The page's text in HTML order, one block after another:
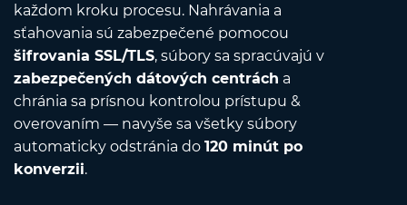
každom kroku procesu. Nahrávania a
sťahovania sú zabezpečené pomocou
šifrovania SSL/TLS, súbory sa spracúvajú v
zabezpečených dátových centrách a
chránia sa prísnou kontrolou prístupu &
overovaním — navyše sa všetky súbory
automaticky odstránia do 120 minút po
konverzii.